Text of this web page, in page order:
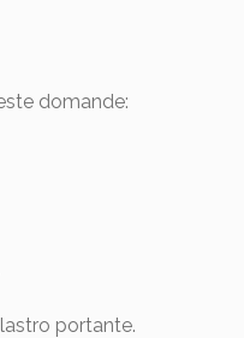
domande:
portante.